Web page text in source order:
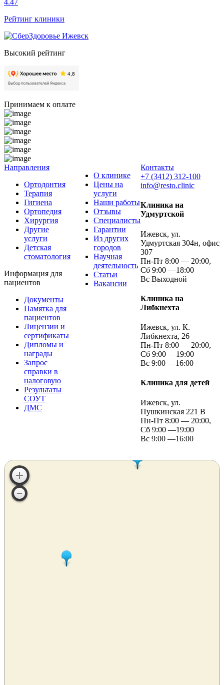
4.47
Рейтинг клиники
Высокий рейтинг
Принимаем к оплате
Направления
Ортодонтия
Терапия
Гигиена
Ортопедия
Хирургия
Другие
услуги
Детская
стоматология
Информация для
пациентов
Документы
Памятка для
пациентов
Лицензии и
сертификаты
Дипломы и
награды
Запрос
справки в
налоговую
Результаты
СОУТ
ДМС
О клинике
Цены на
услуги
Наши работы
Отзывы
Специалисты
Гарантии
Из других
городов
Научная
деятельность
Статьи
Вакансии
Контакты
+7 (3412) 312-100
info@resto.clinic
Клиника на
Удмуртской
Ижевск, ул.
Удмуртская 304н, офис
307
Пн-Пт 8:00 — 20:00,
Сб 9:00 —18:00
Вс Выходной
Клиника на
Либкнехта
Ижевск, ул. К.
Либкнехта, 26
Пн-Пт 8:00 — 20:00,
Сб 9:00 —19:00
Вс 9:00 —16:00
Клиника для детей
Ижевск, ул.
Пушкинская 221 В
Пн-Пт 8:00 — 20:00,
Сб 9:00 —19:00
Вс 9:00 —16:00